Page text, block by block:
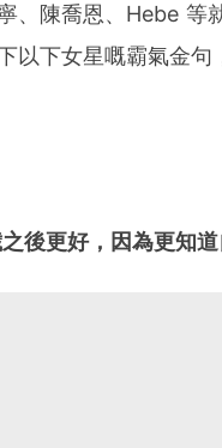
、陳喬恩、Hebe 等
以下女星嘅霸氣金
後更好，因為更知道